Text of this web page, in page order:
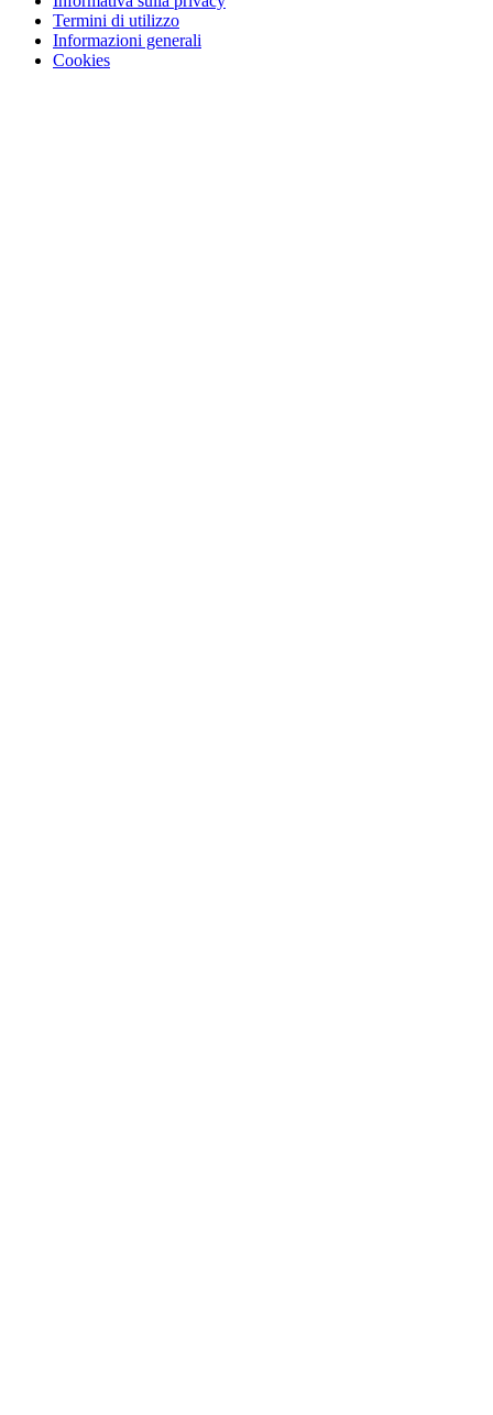
Termini di utilizzo
Informazioni generali
Cookies